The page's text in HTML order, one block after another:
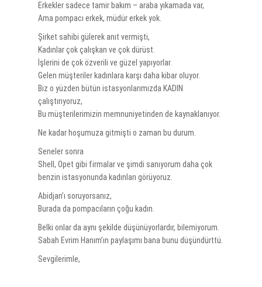
Erkekler sadece tamir bakım – araba yıkamada var,
Ama pompacı erkek, müdür erkek yok.
Şirket sahibi gülerek anıt vermişti,
Kadınlar çok çalışkan ve çok dürüst.
İşlerini de çok özverili ve güzel yapıyorlar.
Gelen müşteriler kadınlara karşı daha kibar oluyor.
Biz o yüzden bütün istasyonlarımızda KADIN
çalıştırıyoruz,
Bu müşterilerimizin memnuniyetinden de kaynaklanıyor.
Ne kadar hoşumuza gitmişti o zaman bu durum.
Seneler sonra
Shell, Opet gibi firmalar ve şimdi sanıyorum daha çok
benzin istasyonunda kadınları görüyoruz.
Abidjan’ı soruyorsanız,
Burada da pompacıların çoğu kadın.
Belki onlar da aynı şekilde düşünüyorlardır, bilemiyorum.
Sabah Evrim Hanım’ın paylaşımı bana bunu düşündürttü.
Sevgilerimle,